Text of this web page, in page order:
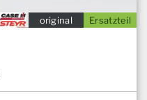
Ersatzteil
original